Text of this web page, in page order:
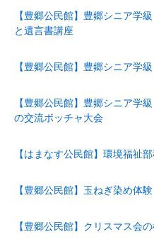
【豊郷公民館】豊郷シニア学
と遺言書講座
【豊郷公民館】豊郷シニア学
【豊郷公民館】豊郷シニア学
の交流ボッチャ大会
【はまなす公民館】環境福祉
【豊郷公民館】玉ねぎ染め体験
【豊郷公民館】クリスマス会